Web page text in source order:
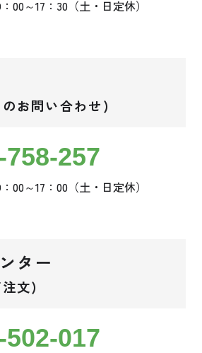
00～17：30（土・日定休）
お問い合わせ)
758-257
00～17：00（土・日定休）
ター
文)
502-017